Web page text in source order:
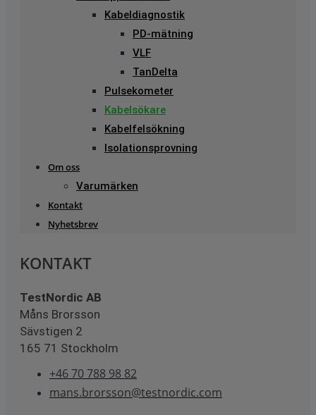
Kabeldiagnostik
PD-mätning
VLF
TanDelta
Pulsekometer
Kabelsökare
Kabelfelsökning
Isolationsprovning
Om oss
Varumärken
Kontakt
Nyhetsbrev
KONTAKT
TestNordic AB
Måns Brorsson
Sävstigen 2
165 71 Stockholm
+46 70 788 98 82
mans.brorsson@testnordic.com